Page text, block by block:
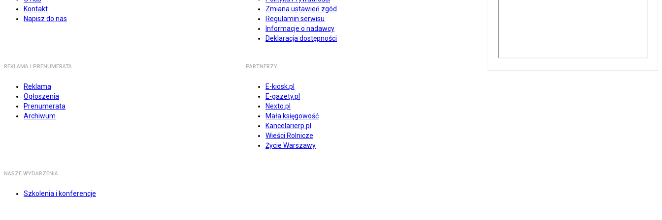
Kontakt
Napisz do nas
Zmiana ustawień zgód
Regulamin serwisu
Informacje o nadawcy
Deklaracja dostępności
REKLAMA I PRENUMERATA
Reklama
Ogłoszenia
Prenumerata
Archiwum
PARTNERZY
E-kiosk.pl
E-gazety.pl
Nexto.pl
Mała księgowość
Kancelarierp.pl
Wieści Rolnicze
Życie Warszawy
NASZE WYDARZENIA
Szkolenia i konferencje